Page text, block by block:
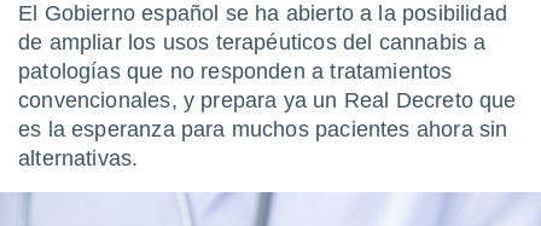
calidad.
a este
las
y
forma
El Gobierno español se ha abierto a la posibilidad
de ampliar los usos terapéuticos del cannabis a
patologías que no responden a tratamientos
convencionales, y prepara ya un Real Decreto que
es la esperanza para muchos pacientes ahora sin
alternativas.